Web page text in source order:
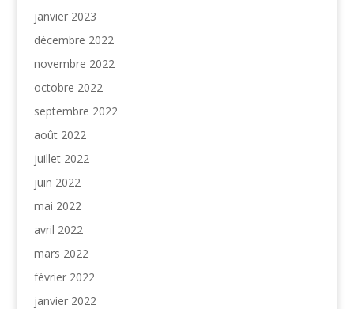
janvier 2023
décembre 2022
novembre 2022
octobre 2022
septembre 2022
août 2022
juillet 2022
juin 2022
mai 2022
avril 2022
mars 2022
février 2022
janvier 2022